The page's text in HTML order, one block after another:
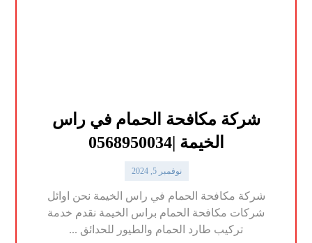
شركة مكافحة الحمام في راس
الخيمة |0568950034
نوفمبر 5, 2024
شركة مكافحة الحمام في راس الخيمة نحن اوائل
شركات مكافحة الحمام براس الخيمة نقدم خدمة
تركيب طارد الحمام والطيور للحدائق ...